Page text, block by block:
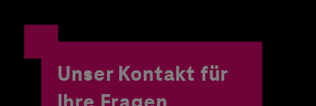
Unser Kontakt für